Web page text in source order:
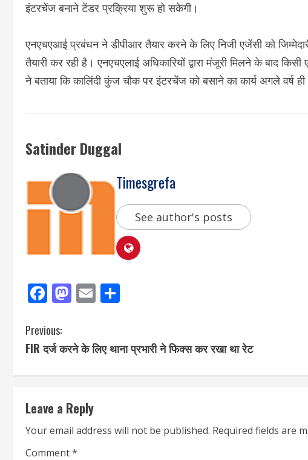
इंटरचेंज बनाने टेंडर प्रक्रिया शुरू हो सकेगी।
एनएचएआई प्रबंधन ने डीपीआर तैयार करने के लिए निजी एजेंसी को
तैयारी कर रही है। एनएचएलाई अधिकारियों द्वारा मंजूरी मिलने के बाद
ने बताया कि कालिंदी कुंज चौक पर इंटरचेंज को बसाने का कार्य अगले वर्ष
Satinder Duggal
Timesgrefa
See author's posts
Facebook
Mastodon
Email
Previous:
FIR दर्ज करने के लिए थाना प्रभारी ने फिक्स कर रखा था रेट
Leave a Reply
Your email address will not be published. Required fields are
Comment*